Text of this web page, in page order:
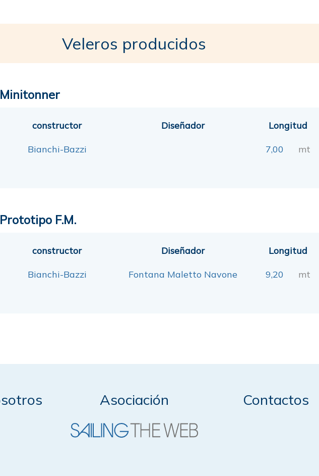
Veleros producidos
Minitonner
constructor
Bianchi-Bazzi
Diseñador Longitud
7,00 mt
Prototipo F.M.
constructor
Bianchi-Bazzi
Diseñador
Fontana Maletto Navone
Longitud
9,20 mt
Asociación Contactos